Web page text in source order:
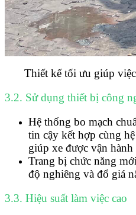
Thiết kế tối ưu giúp
3.2. Sử dụng thiết bị công
Hệ thống bo mạch
tin cậy kết hợp cùng
giúp xe được vận hành
Trang bị chức năng
độ nghiêng và đổ giá
3.3. Hiệu suất làm việc cao